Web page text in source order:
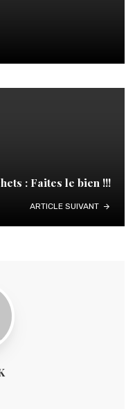
: Faites le bien !!!
ARTICLE SUIVANT